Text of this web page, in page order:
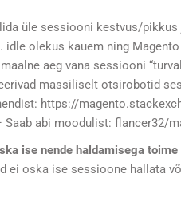
üle sessiooni kestvus/
idle olekus kauem ning
aeg vana sessiooni
massiliselt otsirobotid
https://
Saab abi moodulist: flancer32/
ise nende haldamisega
ei oska ise sessioone hallata